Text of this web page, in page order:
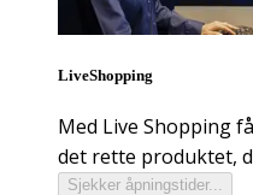
LiveShopping
Med Live Shopping
det rette produktet,
Sjekker åpningstider...